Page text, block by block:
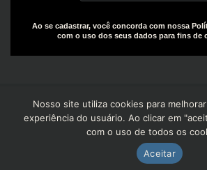
Ao se cadastrar, você concorda com nossa
com o uso dos seus dados para fins de
Copyright© 2025 | Design by: The Everly
Powered by: R+W Capital
Nosso site utiliza cookies para
experiência do usuário. Ao clicar em
com o uso de todos os
Aceitar